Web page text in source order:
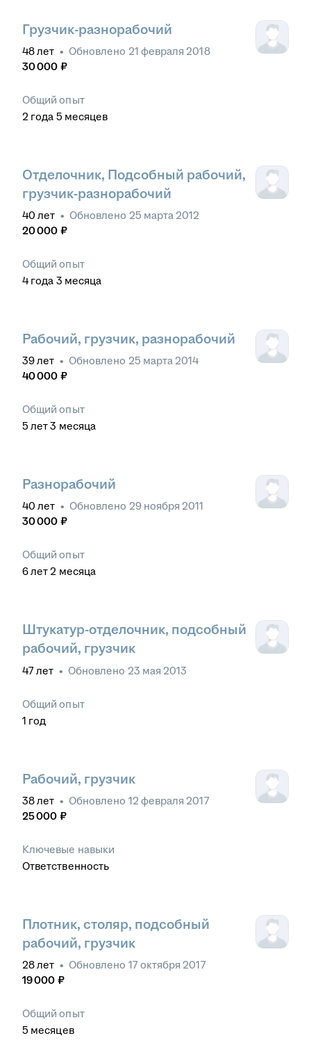
Грузчик-разнорабочий
48лет • Обновлено 21 февраля 2018
30 000 ₽
Общий опыт
2 года 5 месяцев
Отделочник, Подсобный рабочий,
грузчик-разнорабочий
40 лет • Обновлено 25 марта 2012
20 000 ₽
Общий опыт
4 года 3 месяца
Рабочий, грузчик, разнорабочий
39лет • Обновлено 25 марта 2014
40 000 ₽
Общий опыт
5 лет 3 месяца
Разнорабочий
40 лет • Обновлено 29 ноября 2011
30 000 ₽
Общий опыт
6лет 2 месяца
Штукатур-отделочник, подсобный
рабочий, грузчик
47лет • Обновлено 23 мая 2013
Общий опыт
1 год
Рабочий, грузчик
38лет • Обновлено 12 февраля 2017
25 000 ₽
Ключевые навыки
Ответственность
Плотник, столяр, подсобный
рабочий, грузчик
28лет • Обновлено 17 октября 2017
19 000 ₽
Общий опыт
5 месяцев